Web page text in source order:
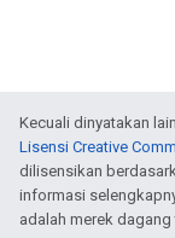
Kecuali dinyatakan
Lisensi Creative
dilisensikan
informasi
adalah merek